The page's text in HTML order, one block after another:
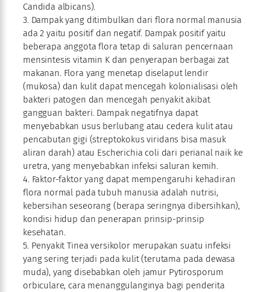
Candida albicans).
3. Dampak yang ditimbulkan dari flora normal manusia
ada 2 yaitu positif dan negatif. Dampak positif yaitu
beberapa anggota flora tetap di saluran pencernaan
mensintesis vitamin K dan penyerapan berbagai zat
makanan. Flora yang menetap diselaput lendir
(mukosa) dan kulit dapat mencegah kolonialisasi oleh
bakteri patogen dan mencegah penyakit akibat
gangguan bakteri. Dampak negatifnya dapat
menyebabkan usus berlubang atau cedera kulit atau
pencabutan gigi (streptokokus viridans bisa masuk
aliran darah) atau Escherichia coli dari perianal naik ke
uretra, yang menyebabkan infeksi saluran kemih.
4. Faktor-faktor yang dapat mempengaruhi kehadiran
flora normal pada tubuh manusia adalah nutrisi,
kebersihan seseorang (berapa seringnya dibersihkan),
kondisi hidup dan penerapan prinsip-prinsip
kesehatan.
5. Penyakit Tinea versikolor merupakan suatu infeksi
yang sering terjadi pada kulit (terutama pada dewasa
muda), yang disebabkan oleh jamur Pytirosporum
orbiculare, cara menanggulanginya bagi penderita